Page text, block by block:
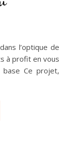
à profit en vous
base Ce projet,